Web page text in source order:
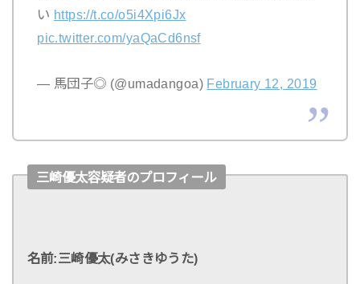
い https://t.co/o5i4Xpi6Jx
pic.twitter.com/yaQaCd6nsf
— 馬団子◎ (@umadangoa) February 12, 2019
三崎優太容疑者のプロフィール
名前:三崎優太(みさきゆうた)